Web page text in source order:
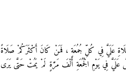
عَلَيَّ فِي كُلِّ جُمُعَةٍ ، فَمَنْ كَانَ أَكْثَرَكُمْ صَلَاةً
عَلَيَّ فِي يَوْمِ الْجُمُعَةِ أَلْفَ مَرَّةٍ لَمْ يَمُتْ حَتَّى يَرَى